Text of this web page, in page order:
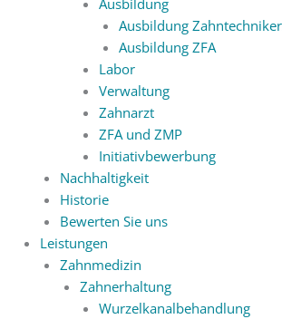
Ausbildung
Ausbildung
Ausbildung ZFA
Labor
Verwaltung
Zahnarzt
ZFA und ZMP
Initiativbewerbung
Nachhaltigkeit
Historie
Bewerten Sie uns
Leistungen
Zahnmedizin
Zahnerhaltung
Wurzelkanalbehandlung